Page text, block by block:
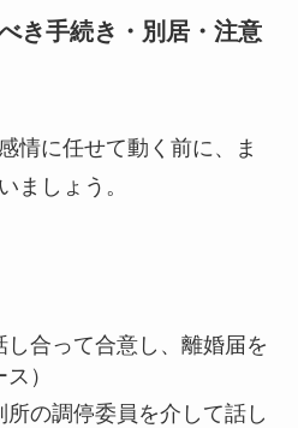
き手続き・別居・注意
情に任せて動く前に、ま
ましょう。
し合って合意し、離婚届を
）
所の調停委員を介して話し